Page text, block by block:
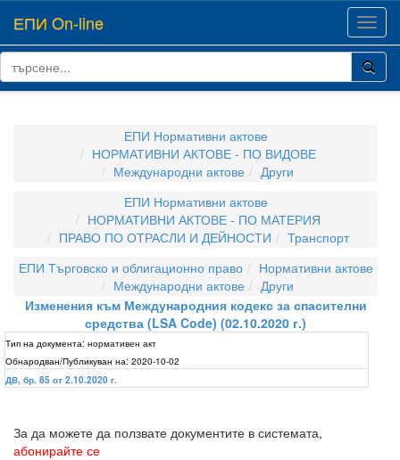
ЕПИ On-line
ЕПИ Нормативни актове
НОРМАТИВНИ АКТОВЕ - ПО ВИДОВЕ
Международни актове
Други
ЕПИ Нормативни актове
НОРМАТИВНИ АКТОВЕ - ПО МАТЕРИЯ
ПРАВО ПО ОТРАСЛИ И ДЕЙНОСТИ
Транспорт
ЕПИ Търговско и облигационно право
Нормативни актове
Международни актове
Други
Изменения към Международния кодекс за спасителни
средства (LSA Code) (02.10.2020 г.)
Тип на документа: нормативен акт
Обнародван/Публикуван на: 2020-10-02
ДВ, бр. 85 от 2.10.2020 г.
За да можете да ползвате документите в системата,
абонирайте се